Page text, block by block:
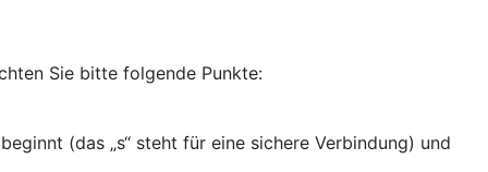
Sie bitte folgende Punkte:
(das „s“ steht für eine sichere Verbindung) und